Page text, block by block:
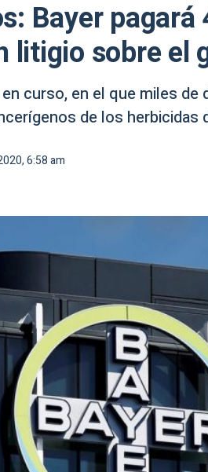
Bayer pagará
litigio sobre el
curso, en el que miles de
de los herbicidas
6:58 am